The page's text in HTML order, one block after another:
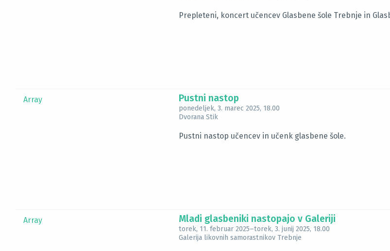
Prepleteni, koncert učencev Glasbene šole Trebnje in
Array Pustni nastop
ponedeljek, 3. marec 2025, 18.00
Dvorana Stik
Pustni nastop učencev in učenk glasbene šole.
Array Mladi glasbeniki nastopajo v Galeriji
torek, 11. februar 2025–torek, 3. junij 2025, 18.00
Galerija likovnih samorastnikov Trebnje